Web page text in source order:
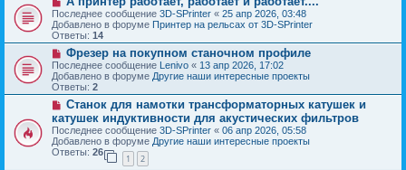
е
о
о
б
щ
е
н
и
е
о
в
о
е
с
о
о
б
щ
е
н
и
е
Последнее сообщение 3D-SPrinter « 25 апр 2026, 03:48
Добавлено в форуме Принтер на рельсах от 3D-SPrinter
Ответы: 14
Н
о
в
о
е
с
о
о
б
щ
е
Фрезер на покупном станочном профиле
Последнее сообщение Lenivo « 13 апр 2026, 17:02
Добавлено в форуме Другие наши интересные проекты
Ответы: 2
Н
в
о
е
с
Станок для намотки трансформаторных катушек и
катушек индуктивности для акустических фильтров
Последнее сообщение 3D-SPrinter « 06 апр 2026, 05:58
Добавлено в форуме Другие наши интересные проекты
Ответы: 26
1 2